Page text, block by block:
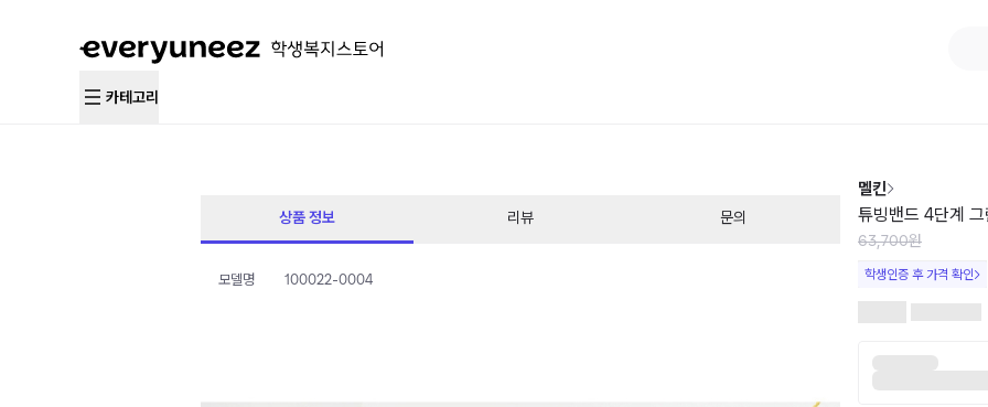
카테고리
상품 정보 리뷰 문의
모델명 100022-0004
멜킨
튜빙밴드 4단계 그
63,700원
학생인증 후 가격 확인